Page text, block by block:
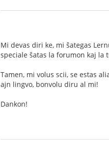
Mi devas diri ke, mi ŝategas
speciale ŝatas la forumon kaj la
Tamen, mi volus scii, se estas
ajn lingvo, bonvolu diru al mi!
Dankon!